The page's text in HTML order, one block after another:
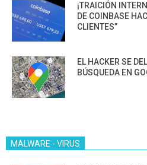
¡TRAICIÓN
DE COINBASE
CLIENTES”
EL HACKER SE
BÚSQUEDA EN
MALWARE - VIRUS